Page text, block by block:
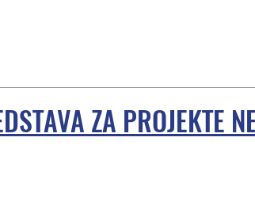
ZA PROJEKTE